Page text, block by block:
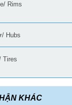
Rims
Hubs
Tires
KHÁC